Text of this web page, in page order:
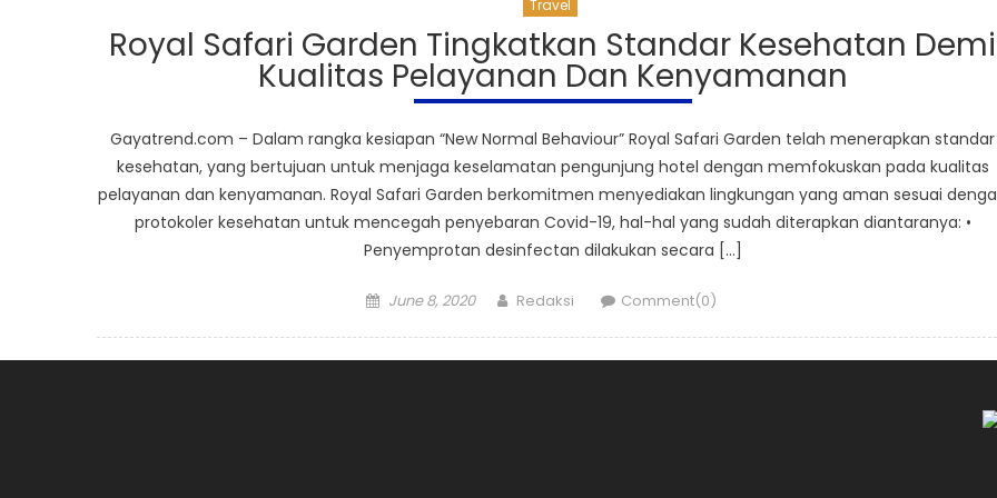
Travel
Royal Safari Garden Tingkatkan Standar Kesehatan Demi
Kualitas Pelayanan Dan Kenyamanan
Gayatrend.com – Dalam rangka kesiapan “New Normal Behaviour” Royal Safari Garden telah menerapkan standar
kesehatan, yang bertujuan untuk menjaga keselamatan pengunjung hotel dengan memfokuskan pada kualitas
pelayanan dan kenyamanan. Royal Safari Garden berkomitmen menyediakan lingkungan yang aman sesuai
protokoler kesehatan untuk mencegah penyebaran Covid-19, hal-hal yang sudah diterapkan diantaranya: •
Penyemprotan desinfectan dilakukan secara […]
Posted
June 8, 2020 Author
Redaksi Comment(0)